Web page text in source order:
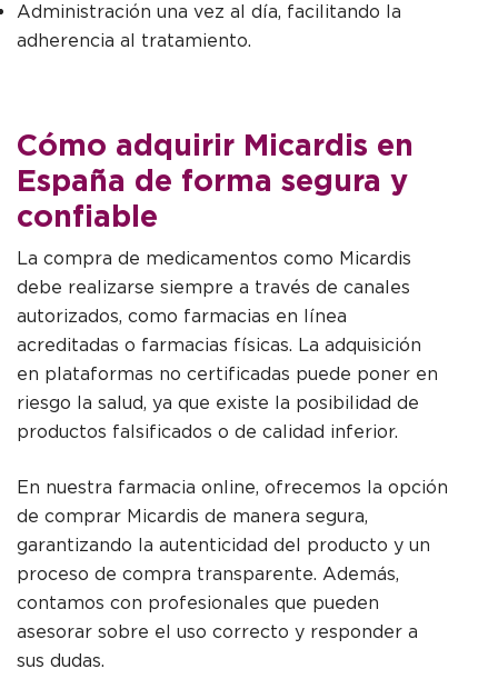
Administración una vez al día, facilitando la
adherencia al tratamiento.
Cómo adquirir Micardis en
España de forma segura y
confiable
La compra de medicamentos como Micardis
debe realizarse siempre a través de canales
autorizados, como farmacias en línea
acreditadas o farmacias físicas. La adquisición
en plataformas no certificadas puede poner en
riesgo la salud, ya que existe la posibilidad de
productos falsificados o de calidad inferior.
En nuestra farmacia online, ofrecemos la opción
de comprar Micardis de manera segura,
garantizando la autenticidad del producto y un
proceso de compra transparente. Además,
contamos con profesionales que pueden
asesorar sobre el uso correcto y responder a
sus dudas.